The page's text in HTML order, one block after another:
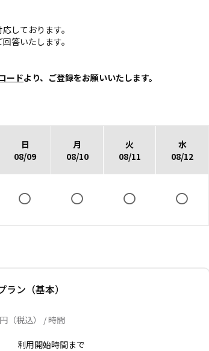
しております。
答いたします。
ードより、ご登録をお願いいたします。
日
08/09
月
08/10
火
08/11
水
08/12
ラン（基本）
円（税込） / 時間
用開始時間まで